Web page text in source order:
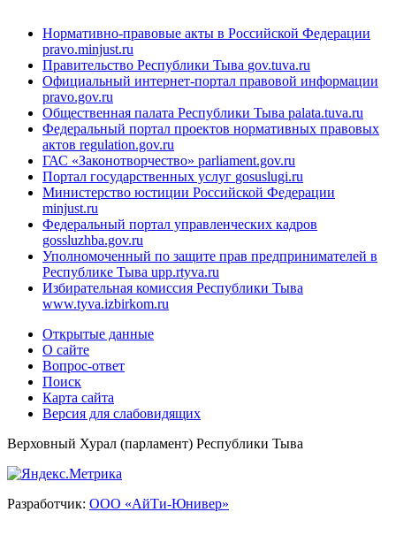
Нормативно-правовые акты в Российской Федерации
pravo.minjust.ru
Правительство Республики Тыва gov.tuva.ru
Официальный интернет-портал правовой информации
pravo.gov.ru
Общественная палата Республики Тыва palata.tuva.ru
Федеральный портал проектов нормативных правовых
актов regulation.gov.ru
ГАС «Законотворчество» parliament.gov.ru
Портал государственных услуг gosuslugi.ru
Министерство юстиции Российской Федерации
minjust.ru
Федеральный портал управленческих кадров
gossluzhba.gov.ru
Уполномоченный по защите прав предпринимателей в
Республике Тыва upp.rtyva.ru
Избирательная комиссия Республики Тыва
www.tyva.izbirkom.ru
Открытые данные
О сайте
Вопрос-ответ
Поиск
Карта сайта
Версия для слабовидящих
Верховный Хурал (парламент) Республики Тыва
Разработчик: ООО «АйТи-Юнивер»